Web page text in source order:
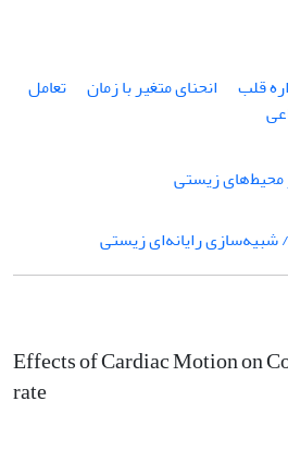
قلب انحنای متغیر با زمان
تعامل
زیستی
رایانه‌ای زیستی
Effects of Cardiac Motion on
rate